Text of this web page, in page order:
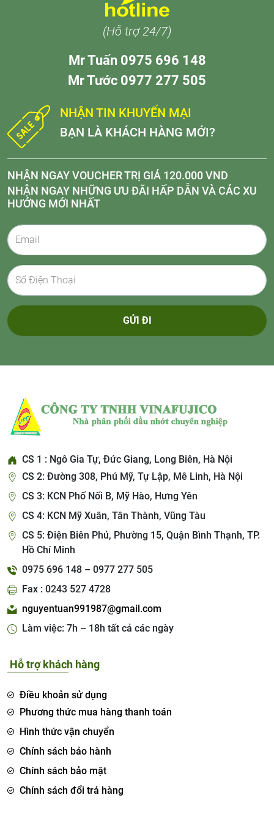
(Hỗ trợ 24/7)
Mr Tuấn 0975 696 148
Mr Tước 0977 277 505
NHẬN TIN KHUYẾN MẠI
BẠN LÀ KHÁCH HÀNG MỚI?
NHẬN NGAY VOUCHER TRỊ GIÁ 120.000 VND
NHẬN NGAY NHỮNG ƯU ĐÃI HẤP DẪN VÀ CÁC XU
HƯỚNG MỚI NHẤT
GỬI ĐI
CS 1 : Ngô Gia Tự, Đức Giang, Long Biên, Hà Nội
CS 2: Đường 308, Phú Mỹ, Tự Lập, Mê Linh, Hà Nội
CS 3: KCN Phố Nối B, Mỹ Hào, Hưng Yên
CS 4: KCN Mỹ Xuân, Tân Thành, Vũng Tàu
CS 5: Điện Biên Phủ, Phường 15, Quận Bình Thạnh, TP.
Hồ Chí Minh
0975 696 148 – 0977 277 505
Fax : 0243 527 4728
nguyentuan991987@gmail.com
Làm việc: 7h – 18h tất cả các ngày
Hỗ trợ khách hàng
Điều khoản sử dụng
Phương thức mua hàng thanh toán
Hình thức vận chuyển
Chính sách bảo hành
Chính sách bảo mật
Chính sách đổi trả hàng